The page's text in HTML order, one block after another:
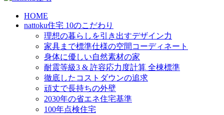
HOME
nattoku住宅 10のこだわり
理想の暮らしを引き出すデザイン力
家具まで標準仕様の空間コーディネート
身体に優しい自然素材の家
耐震等級3 & 許容応力度計算 全棟標準
徹底したコストダウンの追求
頑丈で長持ちの外壁
2030年の省エネ住宅基準
100年点検住宅